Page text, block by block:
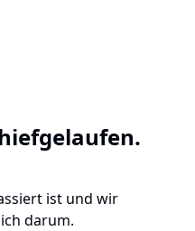
ist und wir
darum.